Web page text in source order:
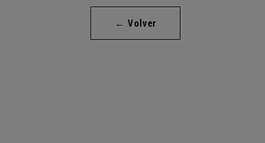
← Volver